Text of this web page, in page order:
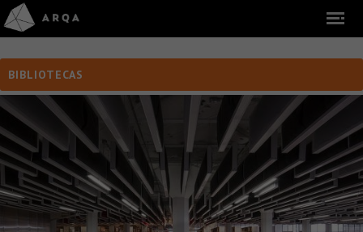
BIBLIOTECAS